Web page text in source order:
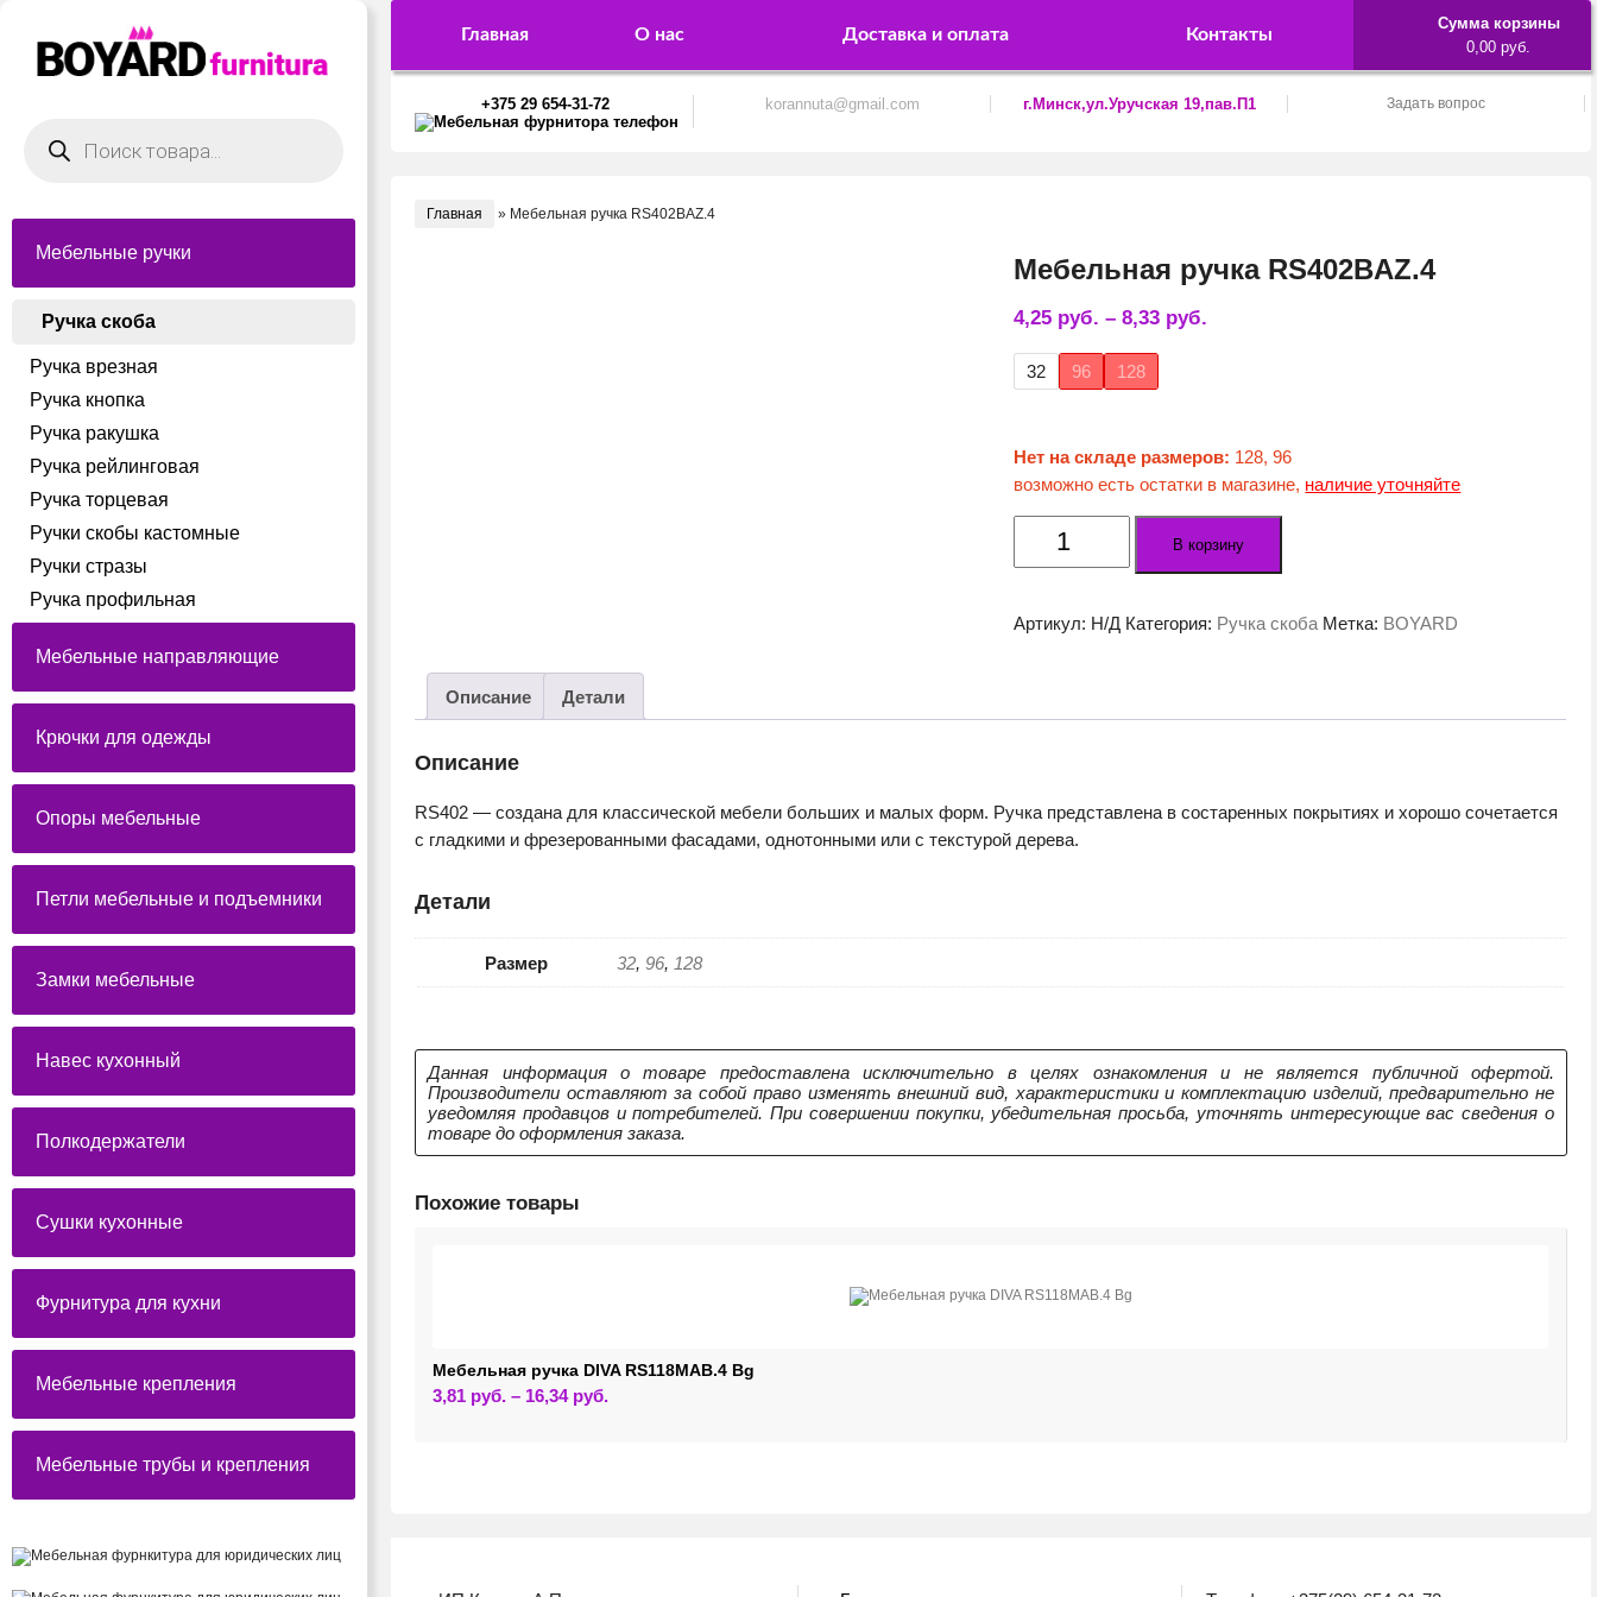
товаров
Мебельные ручки
Ручка скоба
Ручка врезная
Ручка кнопка
Ручка ракушка
Ручка рейлинговая
Ручка торцевая
Ручки скобы кастомные
Ручки стразы
Ручка профильная
Мебельные направляющие
Крючки для одежды
Опоры мебельные
Петли мебельные и подъемники
Замки мебельные
Навес кухонный
Полкодержатели
Сушки кухонные
Фурнитура для кухни
Мебельные крепления
Мебельные трубы и крепления
Главная О нас Доставка и оплата Контакты
Сумма корзины
0,00 руб.
+375 29 654-31-72 korannuta@gmail.com г.Минск,ул.Уручская 19,пав.П1 Задать вопрос
Главная » Мебельная ручка RS402BAZ.4
Мебельная ручка RS402BAZ.4
4,25 руб. –8,33 руб.
32 96 128
Нет на складе размеров: 128, 96
возможно есть остатки в магазине, наличие уточняйте
Количество
товара
RS402BAZ.4
В корзину
Артикул: Н/Д Категория: Ручка скоба Метка: BOYARD
Описание Детали
Описание
RS402 — создана для классической мебели больших и малых форм. Ручка представлена в состаренных покрытиях и хорошо сочетается
с гладкими и фрезерованными фасадами, однотонными или с текстурой дерева.
Детали
Размер 32,96, 128
Данная информация о товаре предоставлена исключительно в целях ознакомления и не является публичной офертой.
Производители оставляют за собой право изменять внешний вид, характеристики и комплектацию изделий, предварительно не
уведомляя продавцов и потребителей. При совершении покупки, убедительная просьба, уточнять интересующие вас сведения о
товаре до оформления заказа.
Похожие товары
Мебельная ручка DIVA RS118MAB.4 Bg
3,81 руб. – 16,34 руб.